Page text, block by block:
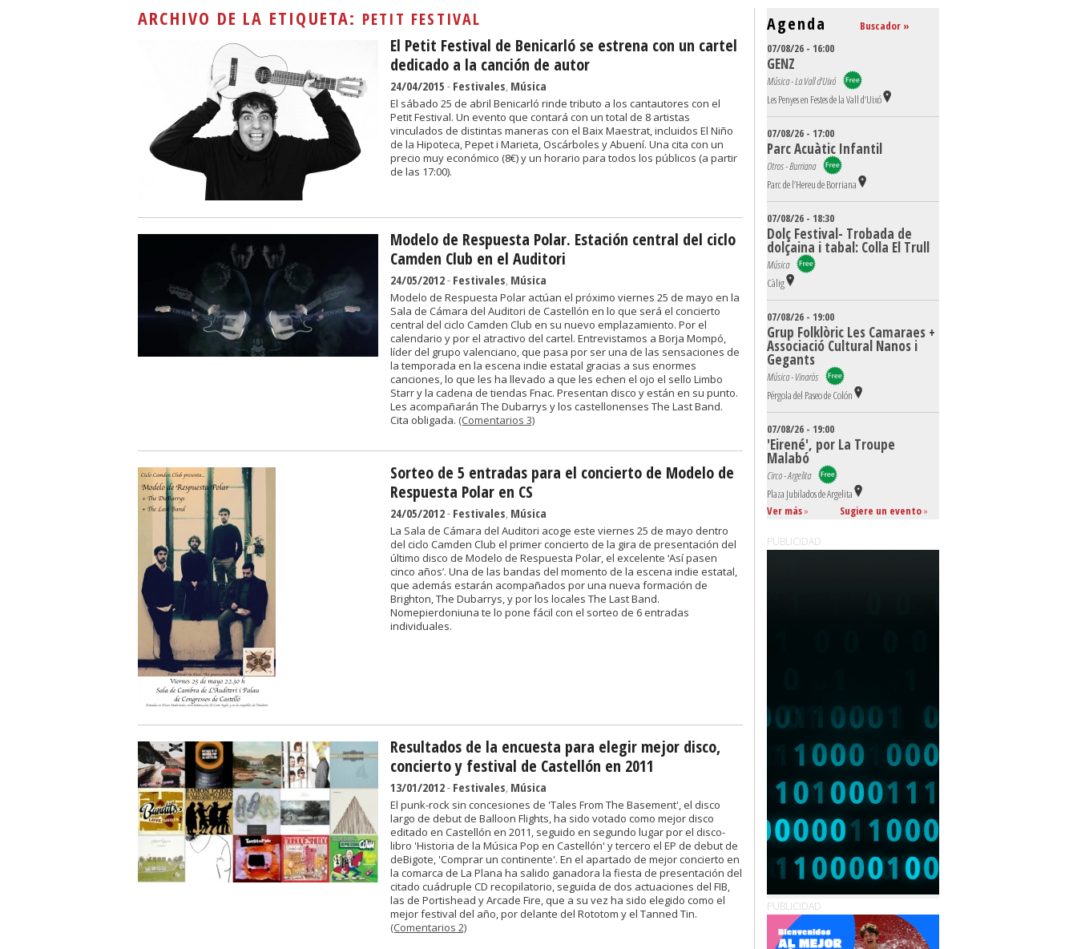
ARCHIVO DE LA ETIQUETA: PETIT FESTIVAL
El Petit Festival de Benicarló se estrena con un cartel
dedicado a la canción de autor
24/04/2015 - Festivales, Música
El sábado 25 de abril Benicarló rinde tributo a los cantautores con el
Petit Festival. Un evento que contará con un total de 8 artistas
vinculados de distintas maneras con el Baix Maestrat, incluidos El Niño
de la Hipoteca, Pepet i Marieta, Oscárboles y Abuení. Una cita con un
precio muy económico (8€) y un horario para todos los públicos (a partir
de las 17:00).
Modelo de Respuesta Polar. Estación central del ciclo
Camden Club en el Auditori
24/05/2012- Festivales, Música
Modelo de Respuesta Polar actúan el próximo viernes 25 de mayo en la
Sala de Cámara del Auditori de Castellón en lo que será el concierto
central del ciclo Camden Club en su nuevo emplazamiento. Por el
calendario y por el atractivo del cartel. Entrevistamos a Borja Mompó,
líder del grupo valenciano, que pasa por ser una de las sensaciones de
la temporada en la escena indie estatal gracias a sus enormes
canciones, lo que les ha llevado a que les echen el ojo el sello Limbo
Starr y la cadena de tiendas Fnac. Presentan disco y están en su punto.
Les acompañarán The Dubarrys y los castellonenses The Last Band.
Cita obligada. (Comentarios 3)
Sorteo de 5 entradas para el concierto de Modelo de
Respuesta Polar en CS
24/05/2012- Festivales, Música
La Sala de Cámara del Auditori acoge este viernes 25 de mayo dentro
del ciclo Camden Club el primer concierto de la gira de presentación del
último disco de Modelo de Respuesta Polar, el excelente ‘Así pasen
cinco años’. Una de las bandas del momento de la escena indie estatal,
que además estarán acompañados por una nueva formación de
Brighton, The Dubarrys, y por los locales The Last Band.
Nomepierdoniuna te lo pone fácil con el sorteo de 6 entradas
individuales.
Resultados de la encuesta para elegir mejor disco,
concierto y festival de Castellón en 2011
13/01/2012- Festivales, Música
El punk-rock sin concesiones de 'Tales From The Basement', el disco
largo de debut de Balloon Flights, ha sido votado como mejor disco
editado en Castellón en 2011, seguido en segundo lugar por el disco-
libro 'Historia de la Música Pop en Castellón' y tercero el EP de debut de
deBigote, 'Comprar un continente'. En el apartado de mejor concierto en
la comarca de La Plana ha salido ganadora la fiesta de presentación del
citado cuádruple CD recopilatorio, seguida de dos actuaciones del FIB,
las de Portishead y Arcade Fire, que a su vez ha sido elegido como el
mejor festival del año, por delante del Rototom y el Tanned Tin.
(Comentarios 2)
Agenda
Buscador »
07/08/26 - 16:00
GENZ
Música - La Vall d'Uixó
Les Penyes en Festes de la Vall d’Uixó
07/08/26 - 17:00
Parc Acuàtic Infantil
Otros - Burriana
Parc de l’Hereu de Borriana
07/08/26 - 18:30
Dolç Festival- Trobada de
dolçaina i tabal: Colla El Trull
Música
Càlig
07/08/26 - 19:00
Grup Folklòric Les Camaraes +
Associació Cultural Nanos i
Gegants
Música - Vinaròs
Pérgola del Paseo de Colón
07/08/26 - 19:00
'Eirené', por La Troupe
Malabó
Circo - Argelita
Plaza Jubilados de Argelita
Ver más» Sugiere un evento»
PUBLICIDAD
PUBLICIDAD